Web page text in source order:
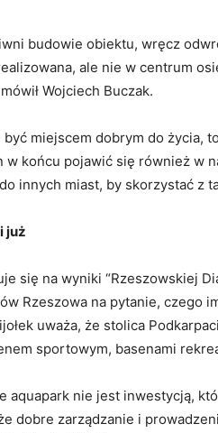
budowie obiektu, wręcz
ale nie w centrum
Wojciech Buczak.
miejscem dobrym do życia,
w końcu pojawić się również w
innych miast, by skorzystać z
już
się na wyniki “Rzeszowskiej
Rzeszowa na pytanie, czego
uważa, że stolica
sportowym, basenami
aquapark nie jest inwestycją,
dobre zarządzanie i